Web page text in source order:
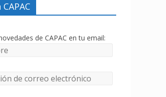
de CAPAC en tu email: